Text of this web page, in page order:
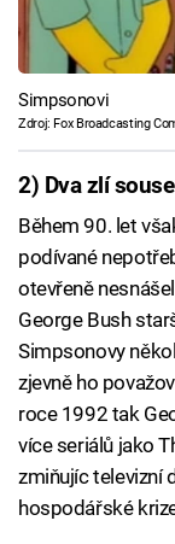
Simpsonovi
Zdroj: Fox Broadcasting
2) Dva zlí
Během 90. let
podívané
otevřeně
George Bush
Simpsonovy
zjevně ho
roce 1992 tak
více seriálů jako
zmiňujíc televizní
hospodářské